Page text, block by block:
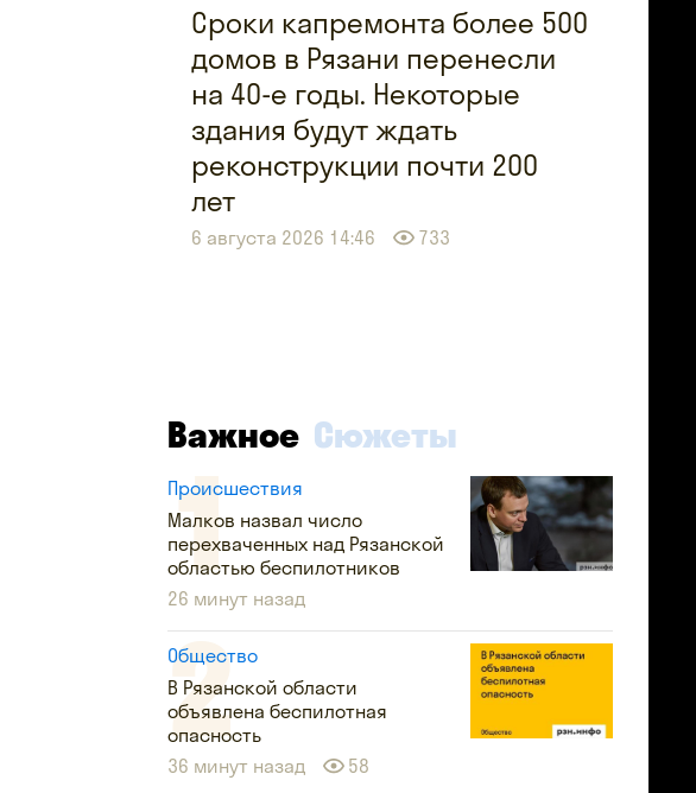
Сроки капремонта более 500
домов в Рязани перенесли
на 40-е годы. Некоторые
здания будут ждать
реконструкции почти 200
лет
6 августа 2026 14:46 733
Важное Сюжеты
Происшествия
Малков назвал число
перехваченных над Рязанской
областью беспилотников
26 минут назад
Общество
В Рязанской области
объявлена беспилотная
опасность
36 минут назад
58